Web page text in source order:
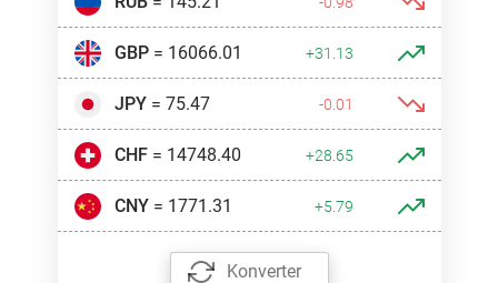
GBP= 16066.01 +31.13
JPY= 75.47 -0.01
CHF= 14748.40 +28.65
CNY= 1771.31 +5.79
Konverter